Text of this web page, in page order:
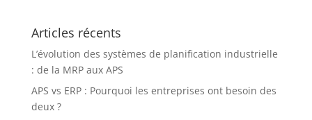
Articles récents
L’évolution des systèmes de planification industrielle
: de la MRP aux APS
APS vs ERP : Pourquoi les entreprises ont besoin des
deux ?